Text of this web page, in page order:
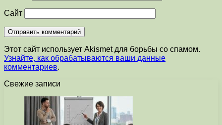
Сайт
Этот сайт использует Akismet для борьбы со спамом.
Узнайте, как обрабатываются ваши данные
комментариев.
Свежие записи